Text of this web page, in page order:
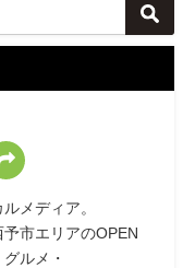
メディア。
市エリアのOPEN
ルメ・